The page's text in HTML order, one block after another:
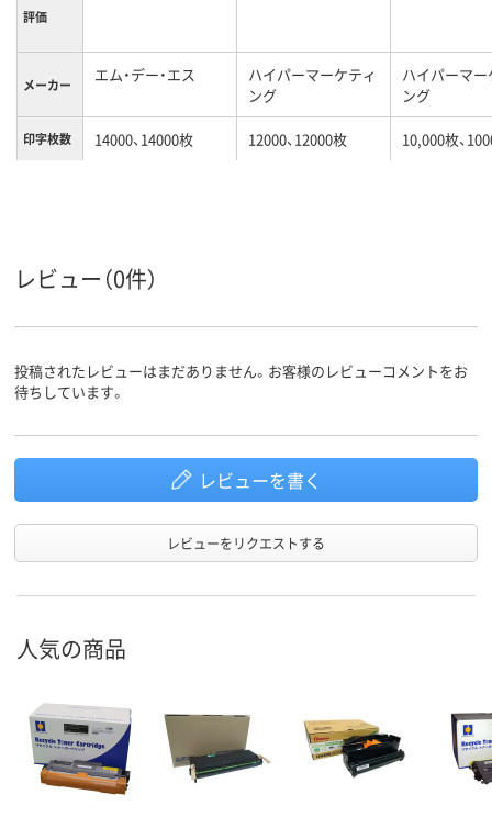
評価
メーカー エム・デー・エス
ハイパーマーケティ
ング
ハイパーマ
ング
印字枚数 14000、14000枚 12000、12000枚 10,000枚、
レビュー（0件）
投稿されたレビューはまだありません。お客様のレビューコメントをお
待ちしています。
レビューを書く
レビューをリクエストする
人気の商品